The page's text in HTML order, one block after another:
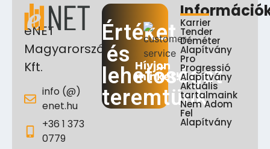
eNET
Magyarország
Kft.
info (@)
enet.hu
+36 1 373
0779
Értéket
és
lehetőséget
teremtünk
Hívjon
minket!
Karrier
Tender
Déméter
Alapítvány
Pro
Progressió
Alapítvány
Aktuális
tartalmaink
Nem Adom
Fel
Alapítvány